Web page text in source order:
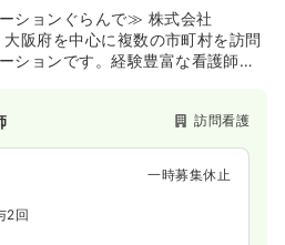
ションぐらんで≫ 株式会社
阪府を中心に複数の市町村を訪問
ションです。経験豊富な看護師に
護に関する研修を受講しており、
専門性の高いケアを実践したい方
ライフケアやリハビリテーション
提供しているのも特徴です。
訪問看護
一時募集休止
2回